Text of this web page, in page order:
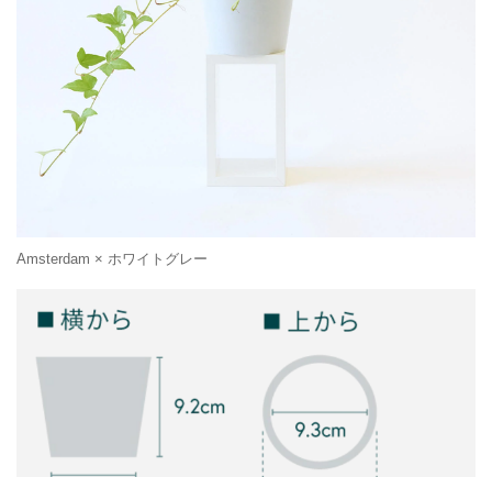
Amsterdam × ホワイトグレー